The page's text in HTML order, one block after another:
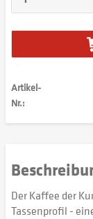
Artikel-
Nr.:
Der Kaffee der
Tassenprofil -